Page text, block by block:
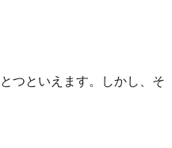
つといえます。しかし、そ